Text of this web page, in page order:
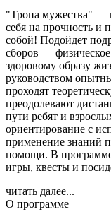
"Тропа мужества" —
себя на прочность и
собой! Подойдет
сборов —
здоровому образу
руководством
проходят
преодолевают
пути ребят и
ориентирование с
применение знаний
помощи. В
игры, квесты и
читать далее...
О программе